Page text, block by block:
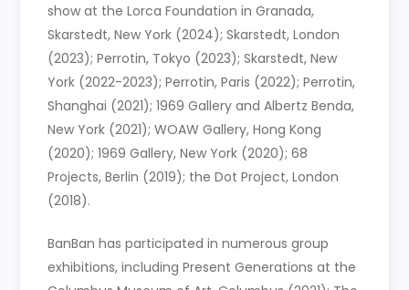
show at the Lorca Foundation in Granada,
Skarstedt, New York (2024); Skarstedt, London
(2023); Perrotin, Tokyo (2023); Skarstedt, New
York (2022-2023); Perrotin, Paris (2022); Perrotin,
Shanghai (2021); 1969 Gallery and Albertz Benda,
New York (2021); WOAW Gallery, Hong Kong
(2020); 1969 Gallery, New York (2020); 68
Projects, Berlin (2019); the Dot Project, London
(2018).
BanBan has participated in numerous group
exhibitions, including Present Generations at the